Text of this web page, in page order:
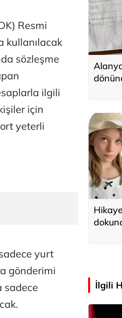
Resmi
kullanılacak
sözleşme
ilgili
için
yeterli
yurt
gönderimi
sadece
İlgili